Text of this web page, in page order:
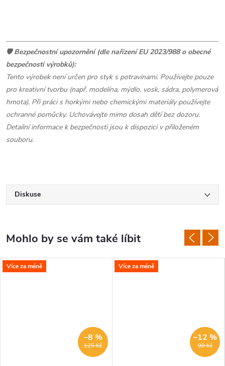
🛡️ Bezpečnostní upozornění (dle nařízení EU 2023/988 o obecné
bezpečnosti výrobků):
Tento výrobek není určen pro styk s potravinami. Používejte pouze
pro kreativní tvorbu (např. modelína, mýdlo, vosk, sádra, polymerová
hmota). Při práci s horkými nebo chemickými materiály používejte
ochranné pomůcky. Uchovávejte mimo dosah dětí bez dozoru.
Detailní informace k bezpečnosti jsou k dispozici v přiloženém
souboru.
Diskuse
Více za méně
125 Kč
–8 %
Více za méně
90 Kč
–12 %